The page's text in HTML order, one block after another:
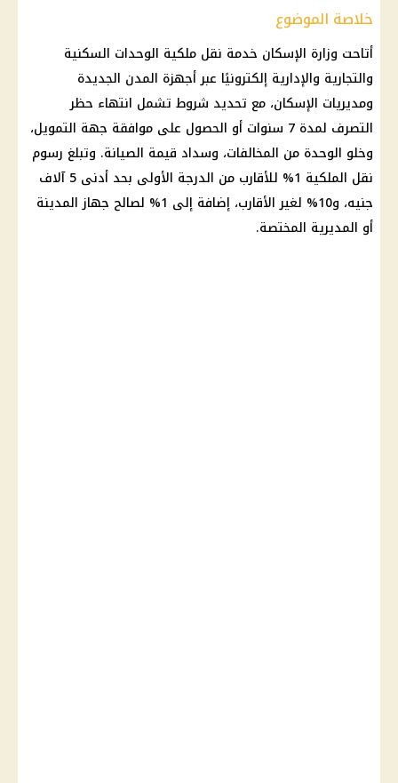
خلاصة الموضوع
أتاحت وزارة الإسكان خدمة نقل ملكية الوحدات السكنية
والتجارية والإدارية إلكترونيًا عبر أجهزة المدن الجديدة
ومديريات الإسكان، مع تحديد شروط تشمل انتهاء حظر
التصرف لمدة 7 سنوات أو الحصول على موافقة جهة التمويل،
وخلو الوحدة من المخالفات، وسداد قيمة الصيانة. وتبلغ رسوم
نقل الملكية 1% للأقارب من الدرجة الأولى بحد أدنى 5 آلاف
جنيه، و10% لغير الأقارب، إضافة إلى 1% لصالح جهاز المدينة
أو المديرية المختصة.